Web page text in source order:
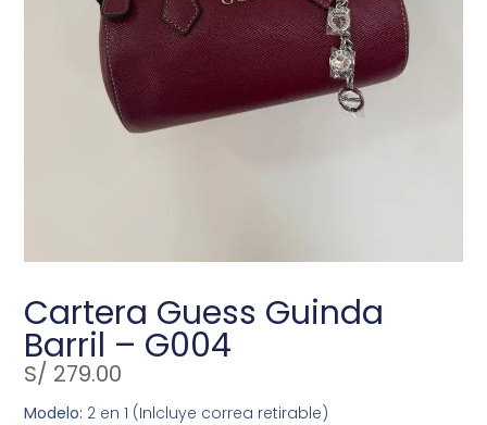
Cartera Guess Guinda
Barril – G004
S/ 279.00
Modelo: 2 en 1 (Inlcluye correa retirable)